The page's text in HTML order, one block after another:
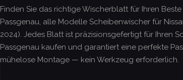
Finden Sie das richtige Wischerblatt für Ihren
Passgenau, alle Modelle Scheibenwischer für
2024). Jedes Blatt ist präzisionsgefertigt für Ihren
Passgenau kaufen und garantiert eine perfekte
mühelose Montage — kein Werkzeug erforderlich.